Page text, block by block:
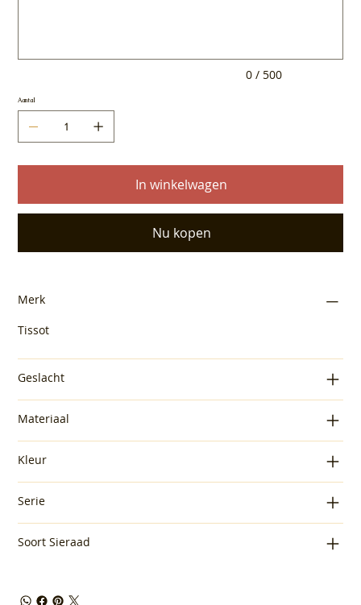
0 / 500
Aantal
In winkelwagen
Nu kopen
Merk
Tissot
Geslacht
Materiaal
Kleur
Serie
Soort Sieraad